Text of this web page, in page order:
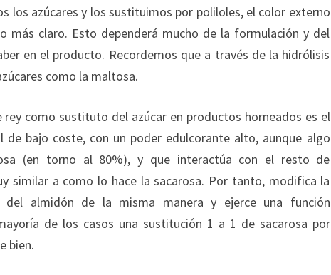
los azúcares y los sustituimos por poliloles, el color externo
más claro. Esto dependerá mucho de la formulación y del
en el producto. Recordemos que a través de la hidrólisis
como la maltosa.
rey como sustituto del azúcar en productos horneados es el
bajo coste, con un poder edulcorante alto, aunque algo
(en torno al 80%), y que interactúa con el resto de
similar a como lo hace la sacarosa. Por tanto, modifica la
del almidón de la misma manera y ejerce una función
de los casos una sustitución 1 a 1 de sacarosa por
bien.